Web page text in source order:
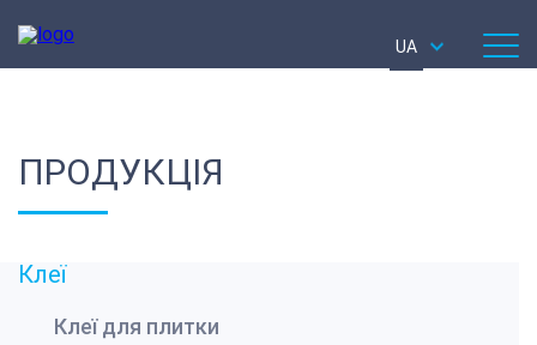
UA
ПРОДУКЦІЯ
Клеї
Клеї для плитки